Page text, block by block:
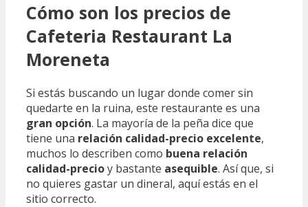
Cómo son los precios de
Cafeteria Restaurant La
Moreneta
Si estás buscando un lugar donde comer sin
quedarte en la ruina, este restaurante es una
gran opción. La mayoría de la peña dice que
tiene una relación calidad-precio excelente,
muchos lo describen como buena relación
calidad-precioy bastante asequible. Así que, si
no quieres gastar un dineral, aquí estás en el
sitio correcto.